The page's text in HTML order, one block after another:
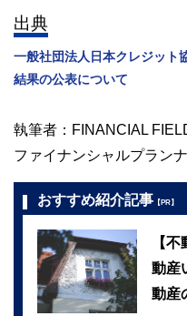
出典
一般社団法人日本クレジット
結果の公表について
執筆者：FINANCIAL
ファイナンシャルプラン
おすすめ紹介記事 【PR】
【
動産
動産